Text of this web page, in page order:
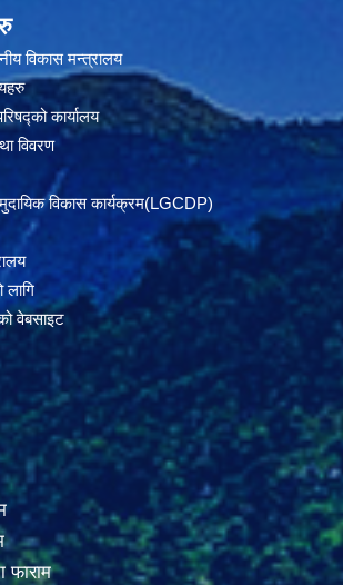
विकास मन्त्रालय
कार्यालय
विवरण
विकास कार्यक्रम(LGCDP)
वेबसाइट
फाराम